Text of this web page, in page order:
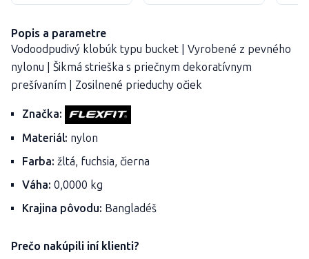
Popis a parametre
Vodoodpudivý klobúk typu bucket | Vyrobené z pevného
nylonu | Šikmá strieška s priečnym dekoratívnym
prešívaním | Zosilnené prieduchy očiek
Značka:
Materiál: nylon
Farba: žltá, fuchsia, čierna
Váha: 0,0000 kg
Krajina pôvodu: Bangladéš
Prečo nakúpili iní klienti?